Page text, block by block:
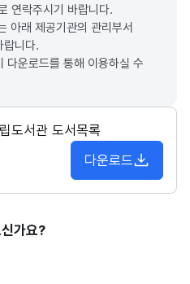
연락주시기 바랍니다.
아래 제공기관의 관리부서
랍니다.
다운로드를 통해 이용하실 수
도서관 도서목록
다운로드
가요?